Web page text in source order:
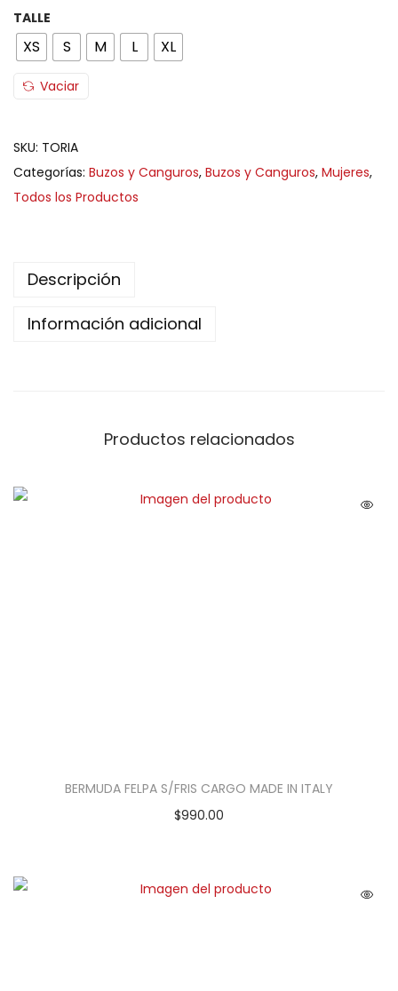
TALLE
XS S M L XL
Vaciar
SKU: TORIA
Categorías: Buzos y Canguros, Buzos y Canguros, Mujeres,
Todos los Productos
Descripción
Información adicional
Productos relacionados
BERMUDA FELPA S/FRIS CARGO MADE IN ITALY
$990.00